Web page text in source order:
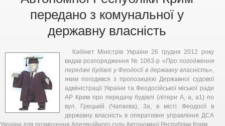
передано з комунальної у
державну власність
Кабінет Міністрів України 26 грудня 2012 року
видав розпорядження № 1063-р «Про погодження
передачі будівлі у Феодосії в державну власність»,
яким погодився з пропозицією Державної судової
адміністрації України та Феодосійської міської ради
АР Крим про передачу будівлі (літери А, а, а1) по
вул. Грецькій (Чапаєва), 3а, в місті Феодосії в
державну власність в оперативне управління ДСА
України для розміщення Апеляційного суду Автономної Республіки Крим.